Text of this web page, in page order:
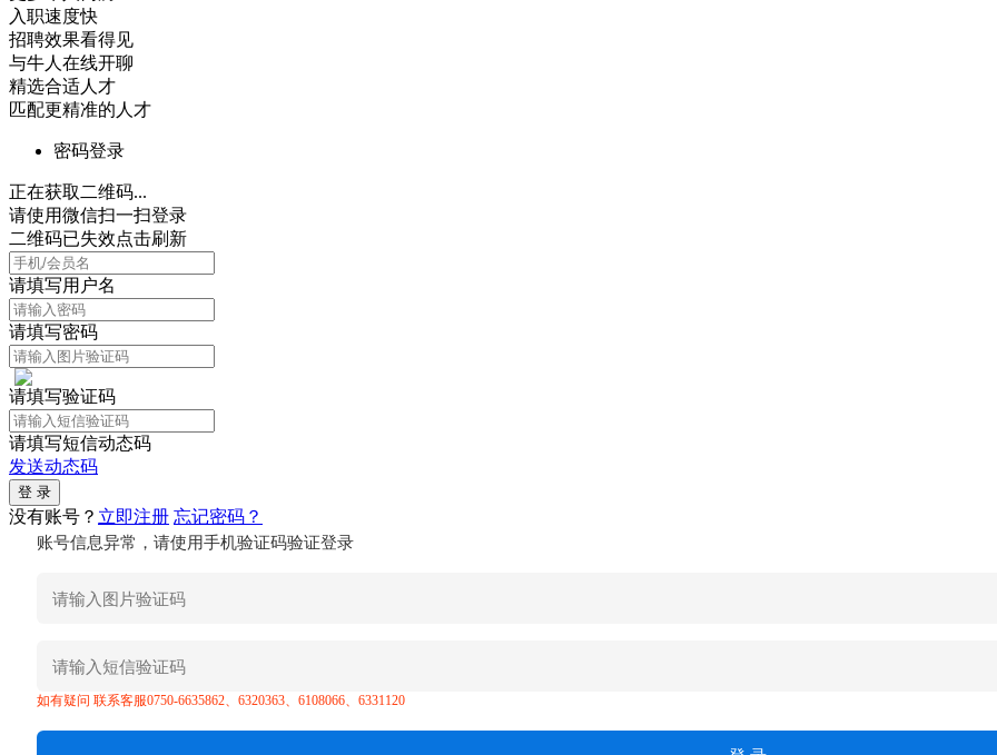
入职速度快
招聘效果看得见
与牛人在线开聊
精选合适人才
匹配更精准的人才
密码登录
正在获取二维码...
请使用微信扫一扫登录
二维码已失效点击刷新
请填写用户名
请填写密码
请填写验证码
请填写短信动态码
发送动态码
没有账号？ 立即注册 忘记密码？
账号信息异常，请使用手机验证码验证登录
如有疑问 联系客服0750-6635862、6320363、6108066、6331120